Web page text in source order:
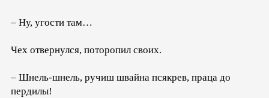
– Ну, угости там…
Чех отвернулся, поторопил своих.
– Шнель-шнель, ручиш швайна псякрев, праца до
пердилы!